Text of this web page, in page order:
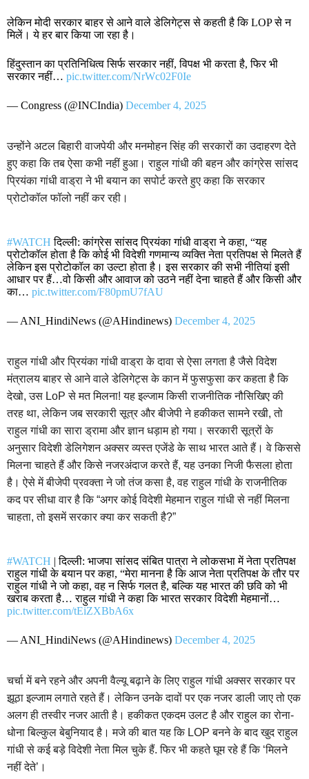
लेकिन मोदी सरकार बाहर से आने वाले डेलिगेट्स से कहती है कि LOP से न
मिलें। ये हर बार किया जा रहा है।
हिंदुस्तान का प्रतिनिधित्व सिर्फ सरकार नहीं, विपक्ष भी करता है, फिर भी
सरकार नहीं… pic.twitter.com/NrWc02F0Ie
— Congress (@INCIndia) December 4, 2025
उन्होंने अटल बिहारी वाजपेयी और मनमोहन सिंह की सरकारों का उदाहरण देते
हुए कहा कि तब ऐसा कभी नहीं हुआ। राहुल गांधी की बहन और कांग्रेस सांसद
प्रियंका गांधी वाड्रा ने भी बयान का सपोर्ट करते हुए कहा कि सरकार
प्रोटोकॉल फॉलो नहीं कर रही।
#WATCH दिल्ली: कांग्रेस सांसद प्रियंका गांधी वाड्रा ने कहा, “यह
प्रोटोकॉल होता है कि कोई भी विदेशी गणमान्य व्यक्ति नेता प्रतिपक्ष से मिलते हैं
लेकिन इस प्रोटोकॉल का उल्टा होता है। इस सरकार की सभी नीतियां इसी
आधार पर हैं…वो किसी और आवाज को उठने नहीं देना चाहते हैं और किसी और
का… pic.twitter.com/F80pmU7fAU
— ANI_HindiNews (@AHindinews) December 4, 2025
राहुल गांधी और प्रियंका गांधी वाड्रा के दावा से ऐसा लगता है जैसे विदेश
मंत्रालय बाहर से आने वाले डेलिगेट्स के कान में फुसफुसा कर कहता है कि
देखो, उस LoP से मत मिलना! यह इल्जाम किसी राजनीतिक नौसिखिए की
तरह था, लेकिन जब सरकारी सूत्र और बीजेपी ने हकीकत सामने रखी, तो
राहुल गांधी का सारा ड्रामा और ज्ञान धड़ाम हो गया। सरकारी सूत्रों के
अनुसार विदेशी डेलिगेशन अक्सर व्यस्त एजेंडे के साथ भारत आते हैं। वे किससे
मिलना चाहते हैं और किसे नजरअंदाज करते हैं, यह उनका निजी फैसला होता
है। ऐसे में बीजेपी प्रवक्ता ने जो तंज कसा है, वह राहुल गांधी के राजनीतिक
कद पर सीधा वार है कि “अगर कोई विदेशी मेहमान राहुल गांधी से नहीं मिलना
चाहता, तो इसमें सरकार क्या कर सकती है?”
#WATCH | दिल्ली: भाजपा सांसद संबित पात्रा ने लोकसभा में नेता प्रतिपक्ष
राहुल गांधी के बयान पर कहा, “मेरा मानना ​​है कि आज नेता प्रतिपक्ष के तौर पर
राहुल गांधी ने जो कहा, वह न सिर्फ गलत है, बल्कि यह भारत की छवि को भी
खराब करता है… राहुल गांधी ने कहा कि भारत सरकार विदेशी मेहमानों…
pic.twitter.com/tEiZXBbA6x
— ANI_HindiNews (@AHindinews) December 4, 2025
चर्चा में बने रहने और अपनी वैल्यू बढ़ाने के लिए राहुल गांधी अक्सर सरकार पर
झूठा इल्जाम लगाते रहते हैं। लेकिन उनके दावों पर एक नजर डाली जाए तो एक
अलग ही तस्वीर नजर आती है। हकीकत एकदम उलट है और राहुल का रोना-
धोना बिल्कुल बेबुनियाद है। मजे की बात यह कि LOP बनने के बाद खुद राहुल
गांधी से कई बड़े विदेशी नेता मिल चुके हैं. फिर भी कहते घूम रहे हैं कि ‘मिलने
नहीं देते’।